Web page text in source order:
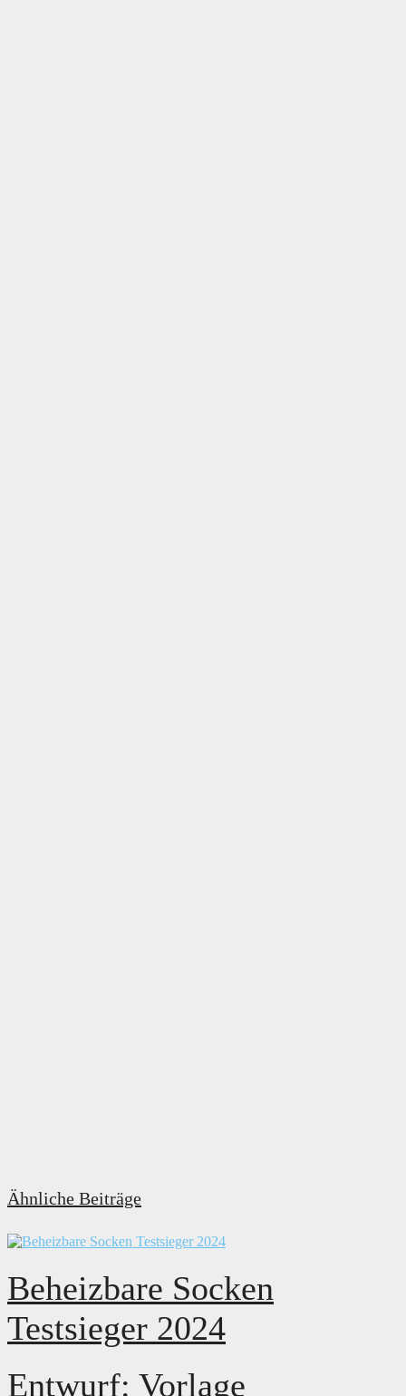
Ähnliche Beiträge
Beheizbare Socken
Testsieger 2024
Entwurf: Vorlage